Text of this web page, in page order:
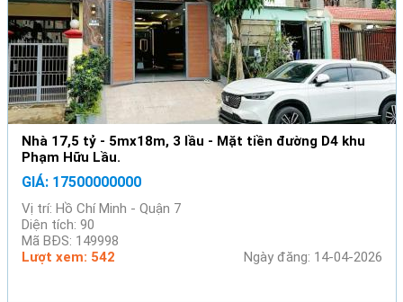
Nhà 17,5 tỷ - 5mx18m, 3 lầu - Mặt tiền đường D4 khu
Phạm Hữu Lầu.
GIÁ: 17500000000
Vị trí: Hồ Chí Minh - Quận 7
Diện tích: 90
Mã BĐS: 149998
Lượt xem: 542
Ngày đăng: 14-04-2026